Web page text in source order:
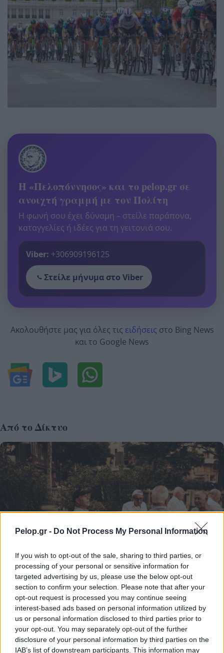
Pelop.gr - Do Not Process My Personal Information
If you wish to opt-out of the sale, sharing to third parties, or
processing of your personal or sensitive information for
targeted advertising by us, please use the below opt-out
section to confirm your selection. Please note that after your
opt-out request is processed you may continue seeing
interest-based ads based on personal information utilized by
us or personal information disclosed to third parties prior to
your opt-out. You may separately opt-out of the further
disclosure of your personal information by third parties on the
IAB’s list of downstream participants. This information may
Η «Πελοπόννησος» και το pelop.gr σε
ανοιχτή γραμμή με τον Πολίτη
Η φωνή σου έχει δύναμη – στείλε παράπονα,
καταγγελίες ή ιδέες για τη γειτονιά σου.
Viber: +306909196125
Στείλε μήνυμα στο Viber
Ακολουθήστε μας για όλες τις ειδήσεις στο Bing News
και το Google News
Από το Δίκτυο
Ποιοι δικαιούνται σύνταξη 409 ευρώ χωρίς ένσημα